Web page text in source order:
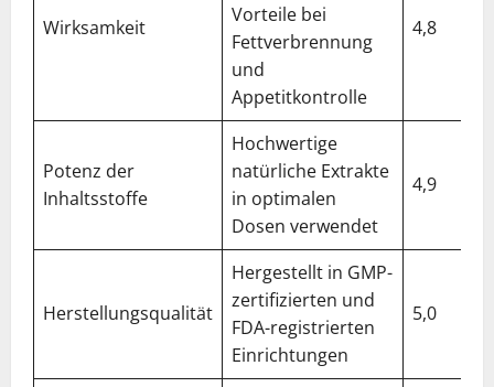
Wirksamkeit
Vorteile bei
Fettverbrennung
und
Appetitkontrolle
4,8
Potenz der
Inhaltsstoffe
Hochwertige
natürliche Extrakte
in optimalen
Dosen verwendet
4,9
Herstellungsqualität
Hergestellt in GMP-
zertifizierten und
FDA-registrierten
Einrichtungen
5,0